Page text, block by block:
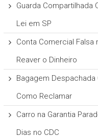
Guarda Compartilhada
Lei em SP
Conta Comercial Falsa
Reaver o Dinheiro
Bagagem Despachada
Como Reclamar
Carro na Garantia
Dias no CDC